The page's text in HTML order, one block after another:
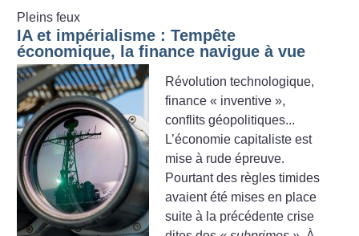
Pleins feux
IA et impérialisme : Tempête
économique, la finance navigue à vue
Révolution technologique,
finance « inventive »,
conflits géopolitiques...
L’économie capitaliste est
mise à rude épreuve.
Pourtant des règles timides
avaient été mises en place
suite à la précédente crise